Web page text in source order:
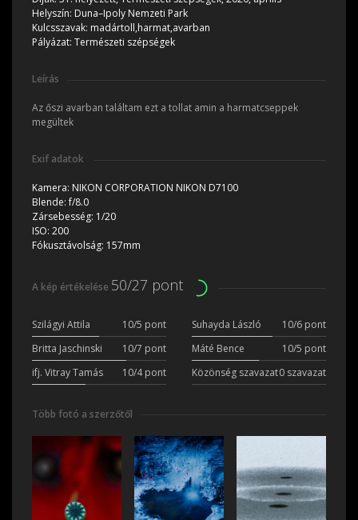
Helyszín: Duna–Ipoly Nemzeti Park
Kulcsszavak: madártoll,harmat,avarban
Pályázat: Természeti szépségek
Leírás
Az őszi avarban találtam ezt a tollat amin a harmatcseppek
megültek
Exif adatok
Kamera: NIKON CORPORATION NIKON D7100
Blende:f/8.0
Zársebesség: 1/20
ISO: 200
Fókusztávolság: 157mm
A kép értékelése 50/27 pont
Szilágyi Attila 10/5 pont Suhayda László
10/6 pont
Britta Jaschinski
10/7 pont Máté Bence
10/5 pont
ifj. Vitray Tamás
10/4 pont Közönség szavazat0 szavazat
Több fotó a szerzőtől